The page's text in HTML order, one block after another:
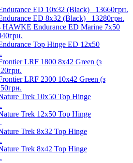
ED 10x32 (Black) 13660грн.
ED 8x32 (Black) 13280грн.
HAWKE Endurance ED Marine 7x50
Top Hinge ED 12x50
LRF 1800 8x42 Green (з
LRF 2300 10x42 Green (з
Trek 10x50 Top Hinge
Trek 12x50 Top Hinge
Trek 8x32 Top Hinge
Trek 8x42 Top Hinge